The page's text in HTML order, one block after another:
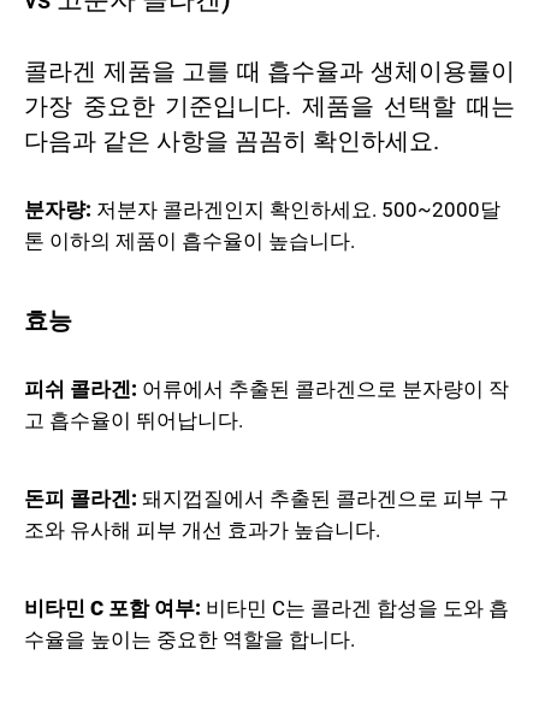
콜라겐 제품을 고를 때 흡수율과 생체이용률이
가장 중요한 기준입니다. 제품을 선택할 때는
다음과 같은 사항을 꼼꼼히 확인하세요.
분자량: 저분자 콜라겐인지 확인하세요. 500~2000달
톤 이하의 제품이 흡수율이 높습니다.
효능
피쉬 콜라겐: 어류에서 추출된 콜라겐으로 분자량이 작
고 흡수율이 뛰어납니다.
돈피 콜라겐: 돼지껍질에서 추출된 콜라겐으로 피부 구
조와 유사해 피부 개선 효과가 높습니다.
비타민 C 포함 여부: 비타민 C는 콜라겐 합성을 도와 흡
수율을 높이는 중요한 역할을 합니다.